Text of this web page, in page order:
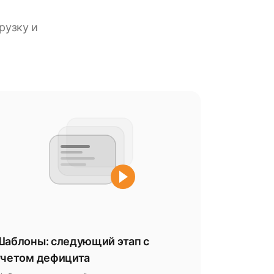
и
следующий этап с
дефицита